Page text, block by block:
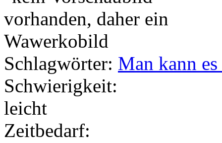
Schlagwörter: Man kann
Schwierigkeit:
leicht
Zeitbedarf: